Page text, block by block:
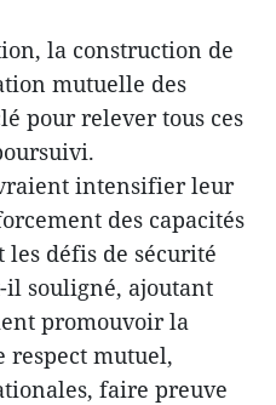
la construction de
mutuelle des
pour relever tous ces
intensifier leur
des capacités
défis de sécurité
souligné, ajoutant
promouvoir la
respect mutuel,
faire preuve